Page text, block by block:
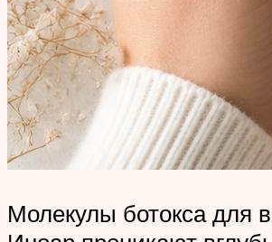
Молекулы ботокса для